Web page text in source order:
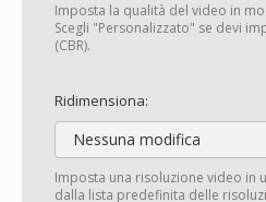
Imposta la qualità del video in
Scegli "Personalizzato" se devi
(CBR).
Ridimensiona:
Nessuna modifica
Imposta una risoluzione video in
dalla lista predefinita delle